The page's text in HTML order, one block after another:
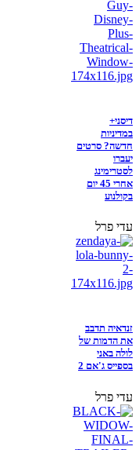
דיסני+
במדיניות
חדשה? סרטים
יעברו
לסטרימינג
אחרי 45 יום
בקולנוע
עדי פרל
זנדאיה תדבב
את הדמות של
לולה באני
בספייס ג'אם 2
עדי פרל